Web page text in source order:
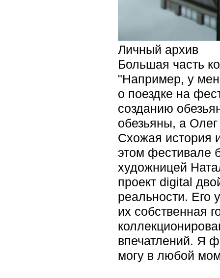
Личный архив
Большая часть
"Например, у
о поездке на
созданию
обезьяны, а
Схожая история
этом фестивале
художницей
проект digital
реальности. Его
их собственная
впечатлений. Я
могу в любой